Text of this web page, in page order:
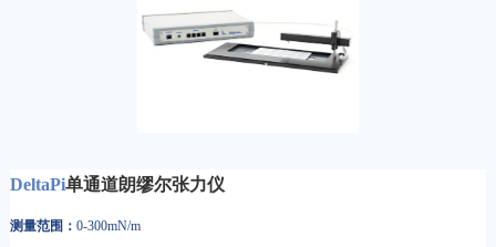
DeltaPi单通道朗缪尔张力仪
测量范围： 0-300mN/m